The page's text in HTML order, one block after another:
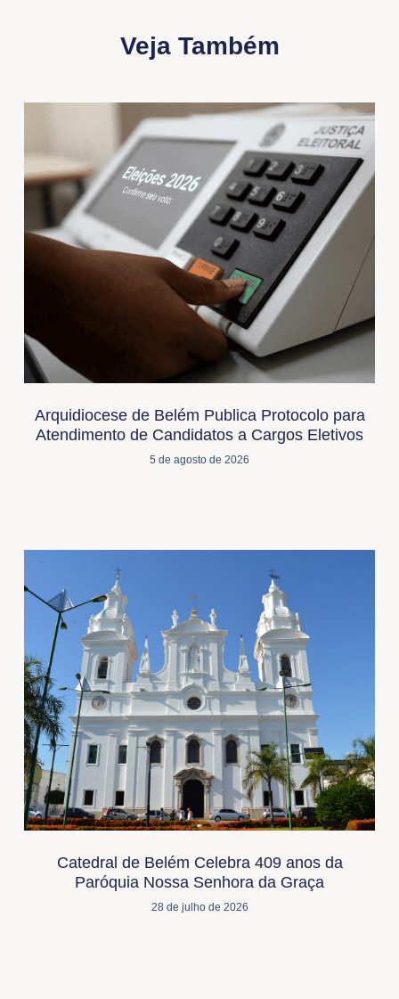
Veja Também
Arquidiocese de Belém Publica Protocolo para
Atendimento de Candidatos a Cargos Eletivos
5 de agosto de 2026
Catedral de Belém Celebra 409 anos da
Paróquia Nossa Senhora da Graça
28 de julho de 2026